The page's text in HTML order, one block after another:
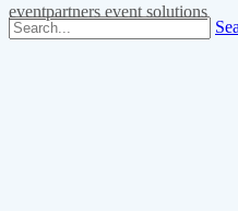
eventpartners event solutions